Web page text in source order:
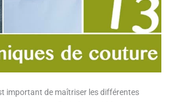
important de maîtriser les différentes